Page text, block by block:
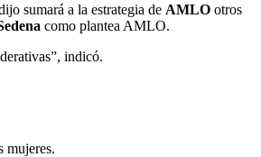
sumará a la estrategia de AMLO otros
como plantea AMLO.
indicó.
mujeres.